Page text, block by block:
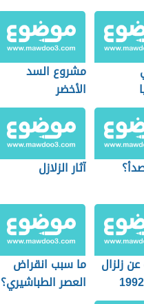
مشروع السد
الأخضر
آثار الزلازل
زلزال
ما سبب انقراض
العصر الطباشيري؟